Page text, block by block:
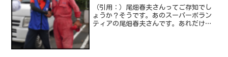
（引用：）尾畑春夫さんってご存知でし
ょうか？そうです。あのスーパーボラン
ティアの尾畑春夫さんです。あれだけ、